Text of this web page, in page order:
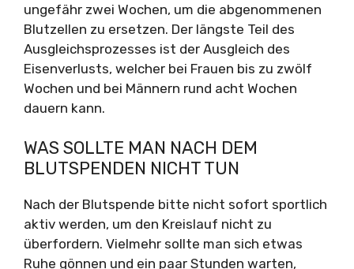
ungefähr zwei Wochen, um die abgenommenen
Blutzellen zu ersetzen. Der längste Teil des
Ausgleichsprozesses ist der Ausgleich des
Eisenverlusts, welcher bei Frauen bis zu zwölf
Wochen und bei Männern rund acht Wochen
dauern kann.
WAS SOLLTE MAN NACH DEM
BLUTSPENDEN NICHT TUN
Nach der Blutspende bitte nicht sofort sportlich
aktiv werden, um den Kreislauf nicht zu
überfordern. Vielmehr sollte man sich etwas
Ruhe gönnen und ein paar Stunden warten,